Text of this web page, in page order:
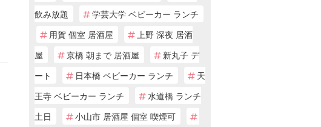
飲み放題
学芸大学 ベビーカー ランチ
用賀 個室 居酒屋
上野 深夜 居酒
屋
京橋 朝まで 居酒屋
新丸子 デ
ート
日本橋 ベビーカー ランチ
天
王寺 ベビーカー ランチ
水道橋 ランチ
土日
小山市 居酒屋 個室 喫煙可